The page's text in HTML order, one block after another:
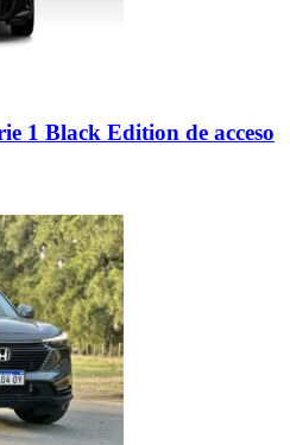
1 Black Edition de acceso